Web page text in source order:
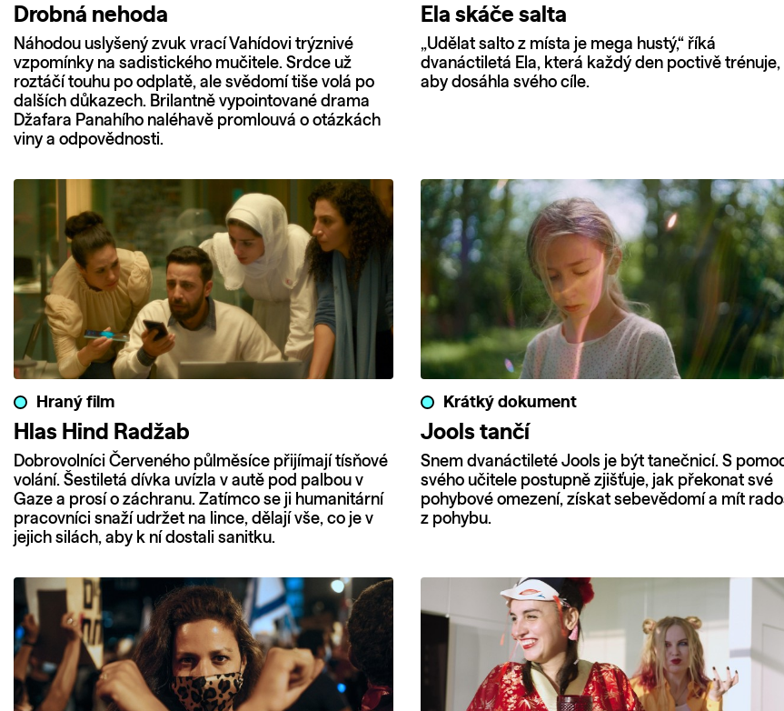
Drobná nehoda
Náhodou uslyšený zvuk vrací Vahídovi trýznivé
vzpomínky na sadistického mučitele. Srdce už
roztáčí touhu po odplatě, ale svědomí tiše volá po
dalších důkazech. Brilantně vypointované drama
Džafara Panahího naléhavě promlouvá o otázkách
viny a odpovědnosti.
Ela skáče salta
„Udělat salto z místa je mega hustý,“ říká
dvanáctiletá Ela, která každý den poctivě trénuje,
aby dosáhla svého cíle.
Hraný film
Hlas Hind Radžab
Dobrovolníci Červeného půlměsíce přijímají tísňové
volání. Šestiletá dívka uvízla v autě pod palbou v
Gaze a prosí o záchranu. Zatímco se ji humanitární
pracovníci snaží udržet na lince, dělají vše, co je v
jejich silách, aby k ní dostali sanitku.
Krátký dokument
Jools tančí
Snem dvanáctileté Jools je být tanečnicí. S
svého učitele postupně zjišťuje, jak překonat své
pohybové omezení, získat sebevědomí a mít
z pohybu.